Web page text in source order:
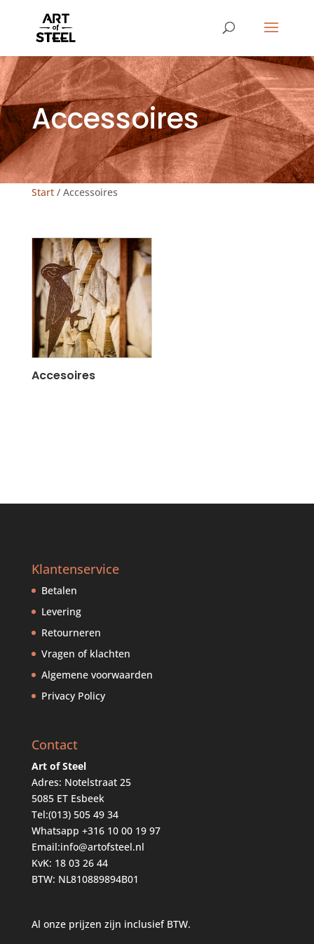
Accessoires
Start/ Accessoires
Accesoires
Klantenservice
Betalen
Levering
Retourneren
Vragen of klachten
Algemene voorwaarden
Privacy Policy
Contact
Art of Steel
Adres: Notelstraat 25
5085 ET Esbeek
Tel:(013) 505 49 34
Whatsapp +316 10 00 19 97
Email:info@artofsteel.nl
KvK: 18 03 26 44
BTW: NL810889894B01
Al onze prijzen zijn inclusief BTW.